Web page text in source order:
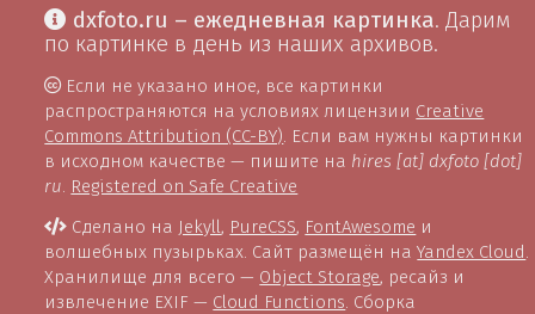
dxfoto.ru – ежедневная картинка. Дарим
по картинке в день из наших архивов.
Если не указано иное, все картинки
распространяются на условиях лицензии Creative
Commons Attribution (CC-BY) . Если вам нужны картинки
в исходном качестве — пишите на hires [at] dxfoto [dot]
ru Registered on Safe Creative
Сделано на Jekyll, PureCSS, FontAwesome и
волшебных пузырьках. Сайт размещён наYandex Cloud
Хранилище для всего — Object Storage, ресайз и
извлечение EXIF — Cloud Functions . Сборка